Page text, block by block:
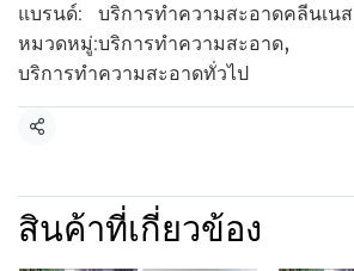
แบรนด์: บริการทำความสะอาดคลีนเนส
หมวดหมู่:บริการทำความสะอาด,
บริการทำความสะอาดทั่วไป
แชร์
สินค้าที่เกี่ยวข้อง